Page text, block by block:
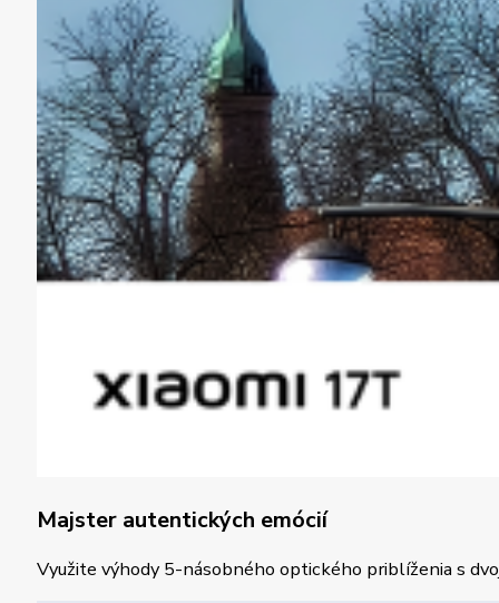
Majster autentických emócií
Využite výhody 5-násobného optického priblíženia s